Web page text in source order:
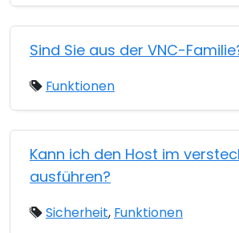
Sind Sie aus der VNC-
Funktionen
Kann ich den Host im
ausführen?
Sicherheit, Funktionen